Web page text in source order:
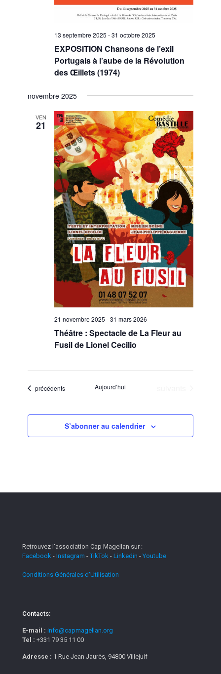
EXPOSITION Chansons de l’exil
Portugais à l’aube de la Révolution
des Œillets (1974)
13 septembre 2025 -31 octobre 2025
novembre 2025
VEN
21
Théâtre : Spectacle de La Fleur au
Fusil de Lionel Cecilio
21 novembre 2025 -31 mars 2026
Évènements
précédents Aujourd’hui
S’abonner au calendrier
Retrouvez l'association Cap Magellan sur :
Facebook - Instagram -TikTok - Linkedin - Youtube
Conditions Générales d'Utilisation
Contacts:
E-mail : info@capmagellan.org
Tel : +331 79 35 11 00
Adresse : 1 Rue Jean Jaurès, 94800 Villejuif